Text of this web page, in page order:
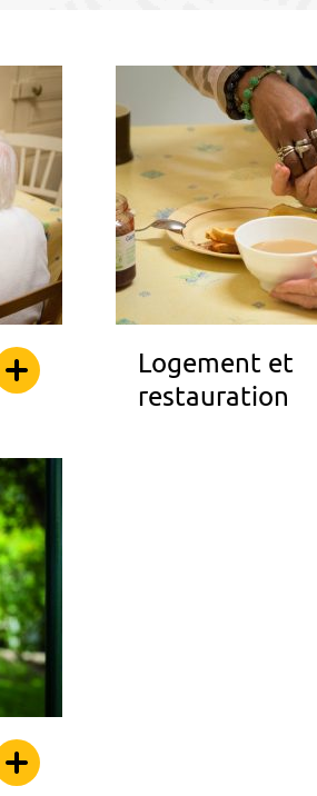
Logement et
restauration